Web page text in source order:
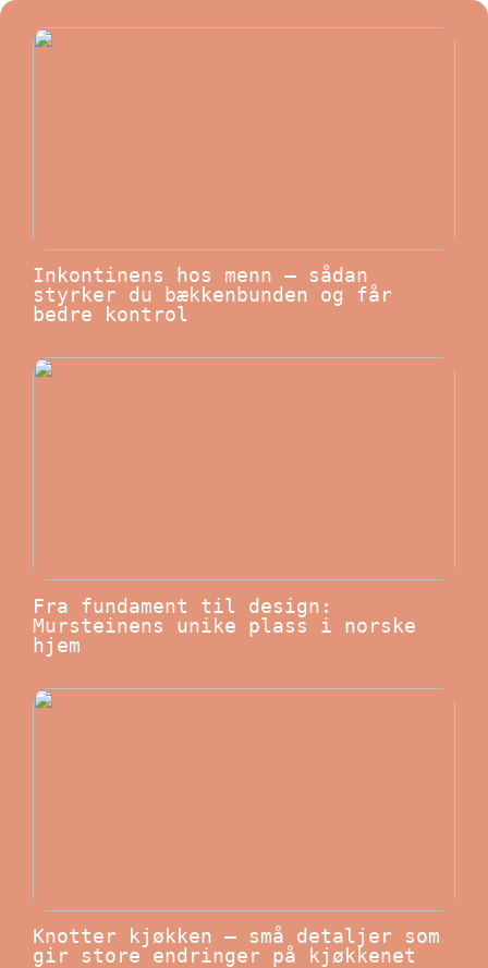
Inkontinens hos menn – sådan
styrker du bækkenbunden og får
bedre kontrol
Fra fundament til design:
Mursteinens unike plass i norske
hjem
Knotter kjøkken – små detaljer som
gir store endringer på kjøkkenet